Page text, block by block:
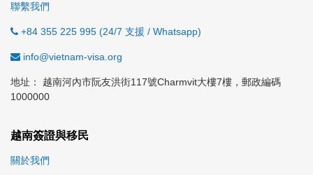
聯繫我們
+84 355 225 995 (24/7 支援 / Whatsapp)
info@vietnam-visa.org
地址： 越南河內市阮友洪街117號Charmvit大樓7樓，郵政編碼
1000000
越南簽證與移民
關於我們